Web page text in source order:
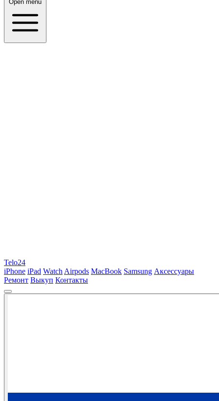
Open menu
Telo24
iPhone iPad Watch Airpods MacBook Samsung Аксессуары
Ремонт Выкуп Контакты